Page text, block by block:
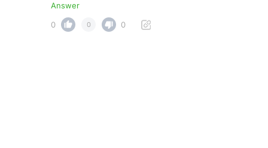
Answer
0
0 0